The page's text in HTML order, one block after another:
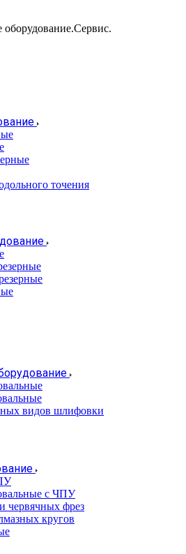
точения
видов шлифовки
с ЧПУ
червячных фрез
кругов